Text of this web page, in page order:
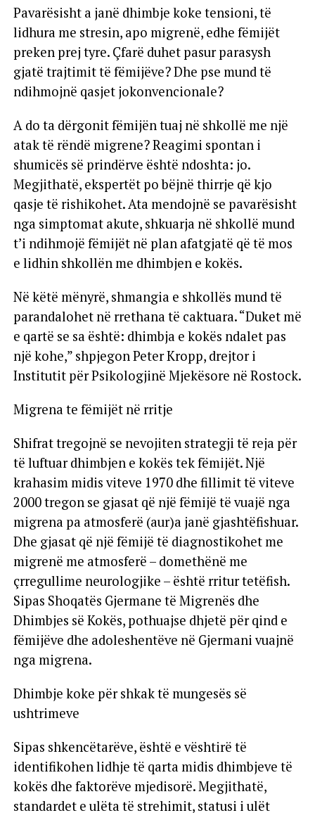
Pavarësisht a janë dhimbje koke tensioni, të
lidhura me stresin, apo migrenë, edhe fëmijët
preken prej tyre. Çfarë duhet pasur parasysh
gjatë trajtimit të fëmijëve? Dhe pse mund të
ndihmojnë qasjet jokonvencionale?
A do ta dërgonit fëmijën tuaj në shkollë me një
atak të rëndë migrene? Reagimi spontan i
shumicës së prindërve është ndoshta: jo.
Megjithatë, ekspertët po bëjnë thirrje që kjo
qasje të rishikohet. Ata mendojnë se pavarësisht
nga simptomat akute, shkuarja në shkollë mund
t’i ndihmojë fëmijët në plan afatgjatë që të mos
e lidhin shkollën me dhimbjen e kokës.
Në këtë mënyrë, shmangia e shkollës mund të
parandalohet në rrethana të caktuara. “Duket më
e qartë se sa është: dhimbja e kokës ndalet pas
një kohe,” shpjegon Peter Kropp, drejtor i
Institutit për Psikologjinë Mjekësore në Rostock.
Migrena te fëmijët në rritje
Shifrat tregojnë se nevojiten strategji të reja për
të luftuar dhimbjen e kokës tek fëmijët. Një
krahasim midis viteve 1970 dhe fillimit të viteve
2000 tregon se gjasat që një fëmijë të vuajë nga
migrena pa atmosferë (aur)a janë gjashtëfishuar.
Dhe gjasat që një fëmijë të diagnostikohet me
migrenë me atmosferë – domethënë me
çrregullime neurologjike – është rritur tetëfish.
Sipas Shoqatës Gjermane të Migrenës dhe
Dhimbjes së Kokës, pothuajse dhjetë për qind e
fëmijëve dhe adoleshentëve në Gjermani vuajnë
nga migrena.
Dhimbje koke për shkak të mungesës së
ushtrimeve
Sipas shkencëtarëve, është e vështirë të
identifikohen lidhje të qarta midis dhimbjeve të
kokës dhe faktorëve mjedisorë. Megjithatë,
standardet e ulëta të strehimit, statusi i ulët